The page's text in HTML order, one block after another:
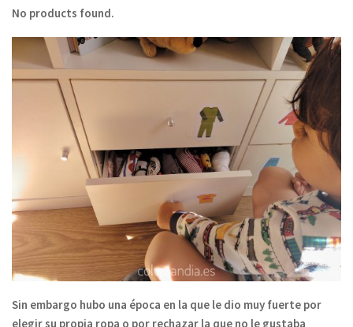
No products found.
Sin embargo hubo una época en la que le dio muy fuerte por
elegir su propia ropa o por rechazar la que no le gustaba